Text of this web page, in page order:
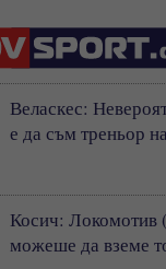
Веласкес:
е да съм треньор
Косич: Локомотив
можеше да вземе